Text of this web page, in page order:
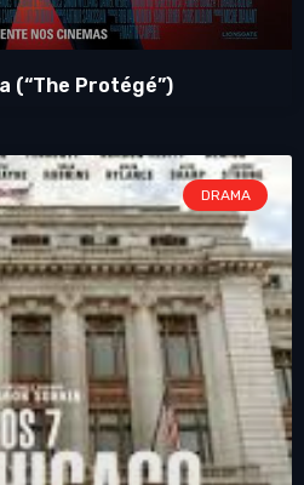
(“The Protégé”)
DRAMA